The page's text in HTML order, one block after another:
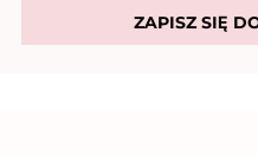
ZAPISZ SIĘ